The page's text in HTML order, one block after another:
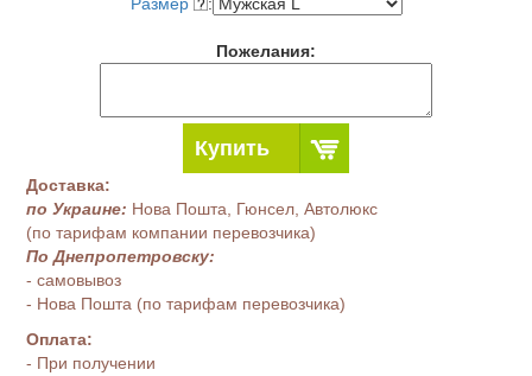
Размер
:
Пожелания:
Купить
Доставка:
по Украине: Нова Пошта, Гюнсел, Автолюкс
(по тарифам компании перевозчика)
По Днепропетровску:
- самовывоз
- Нова Пошта (по тарифам перевозчика)
Оплата:
- При получении